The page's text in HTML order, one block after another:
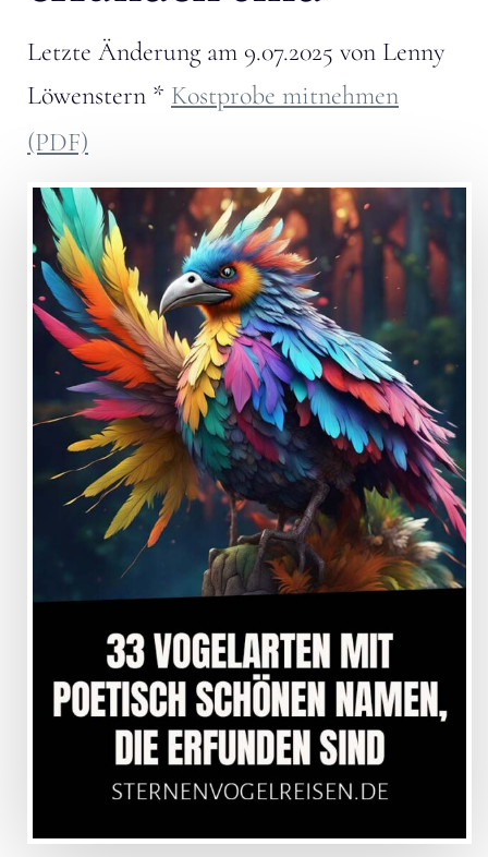
Letzte Änderung am 9.07.2025 von Lenny
Löwenstern * Kostprobe mitnehmen
(PDF)